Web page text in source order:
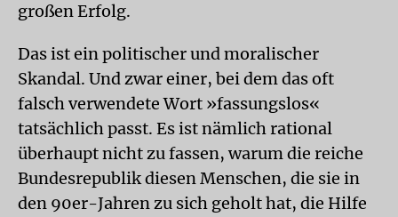
großen Erfolg.
Das ist ein politischer und moralischer
Skandal. Und zwar einer, bei dem das oft
falsch verwendete Wort »fassungslos«
tatsächlich passt. Es ist nämlich rational
überhaupt nicht zu fassen, warum die reiche
Bundesrepublik diesen Menschen, die sie in
den 90er-Jahren zu sich geholt hat, die Hilfe